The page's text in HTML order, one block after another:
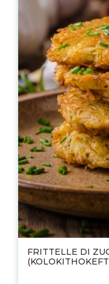
FRITTELLE DI